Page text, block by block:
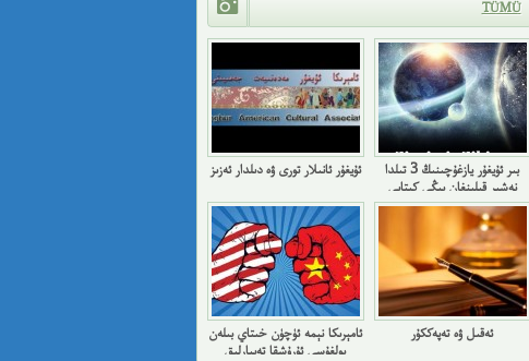
TÜMÜ
ئۇيغۇر ئانىلار تورى ۋە دىلدار ئەزىز
بىر ئۇيغۇر يازغۇچىنىڭ 3 تىلدا
نەشىر قىلىنغان يېڭى كىتابى
ئامېرىكا نېمە ئۈچۈن خىتاي بىلەن
بولغۇسى ئۇرۇشقا تەييارلىق
ئەقىل ۋە تەپەككۇر